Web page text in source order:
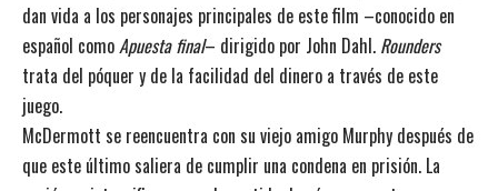
dan vida a los personajes principales de este film –conocido en
español comoApuesta final– dirigido por John Dahl. Rounders
trata del póquer y de la facilidad del dinero a través de este
juego.
McDermott se reencuentra con su viejo amigo Murphy después de
que este último saliera de cumplir una condena en prisión. La